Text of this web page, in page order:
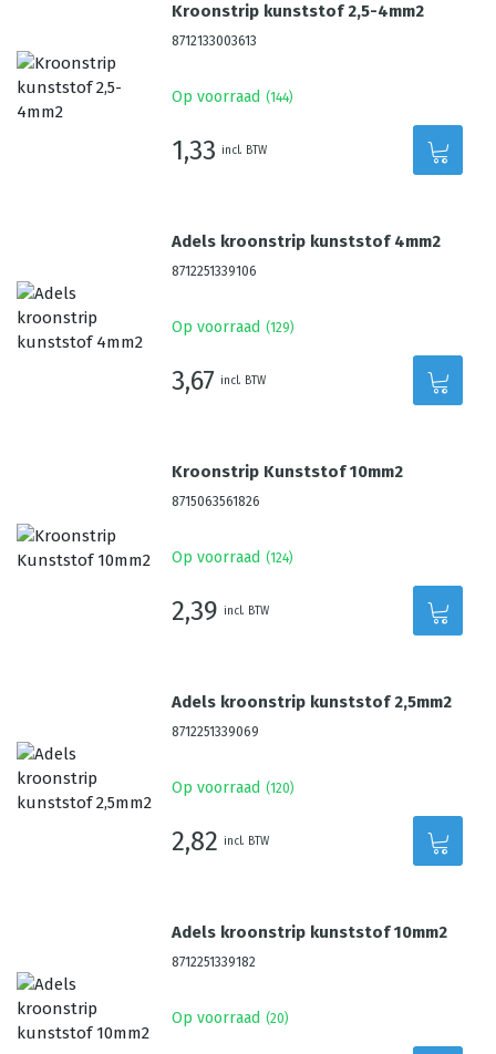
Kroonstrip kunststof 2,5-4mm2
8712133003613
Op voorraad (144)
1,33 incl. BTW
Adels kroonstrip kunststof 4mm2
8712251339106
Op voorraad (129)
3,67 incl. BTW
Kroonstrip Kunststof 10mm2
8715063561826
Op voorraad (124)
2,39 incl. BTW
Adels kroonstrip kunststof 2,5mm2
8712251339069
Op voorraad (120)
2,82 incl. BTW
Adels kroonstrip kunststof 10mm2
8712251339182
Op voorraad (20)